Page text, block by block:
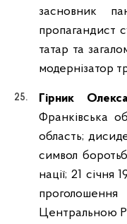
засновник
пропагандист
татар та
модернізатор
Гірник
Франківська
область;
символ
нації; 21 січня
Центральною